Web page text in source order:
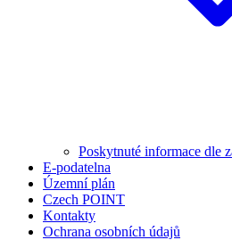
Poskytnuté informace dle
E-podatelna
Územní plán
Czech POINT
Kontakty
Ochrana osobních údajů